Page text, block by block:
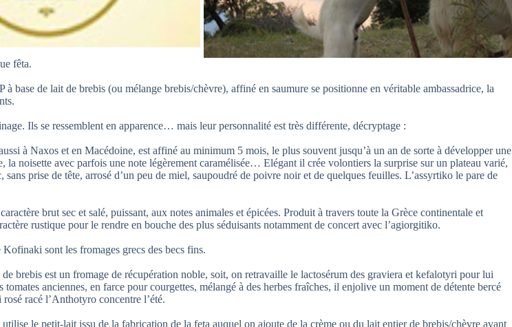
fêta.
base de lait de brebis (ou mélange brebis/chèvre), affiné en saumure se positionne en véritable ambassadrice, la
Ils se ressemblent en apparence… mais leur personnalité est très différente, décryptage :
à Naxos et en Macédoine, est affiné au minimum 5 mois, le plus souvent jusqu’à un an de sorte à développer une
la noisette avec parfois une note légèrement caramélisée… Elégant il crée volontiers la surprise sur un plateau varié,
prise de tête, arrosé d’un peu de miel, saupoudré de poivre noir et de quelques feuilles. L’assyrtiko le pare de
brut sec et salé, puissant, aux notes animales et épicées. Produit à travers toute la Grèce continentale et
rustique pour le rendre en bouche des plus séduisants notamment de concert avec l’agiorgitiko.
sont les fromages grecs des becs fins.
brebis est un fromage de récupération noble, soit, on retravaille le lactosérum des graviera et kefalotyri pour lui
anciennes, en farce pour courgettes, mélangé à des herbes fraîches, il enjolive un moment de détente bercé
racé l’Anthotyro concentre l’été.
le petit-lait issu de la fabrication de la feta auquel on ajoute de la crème ou du lait entier de brebis/chèvre avant